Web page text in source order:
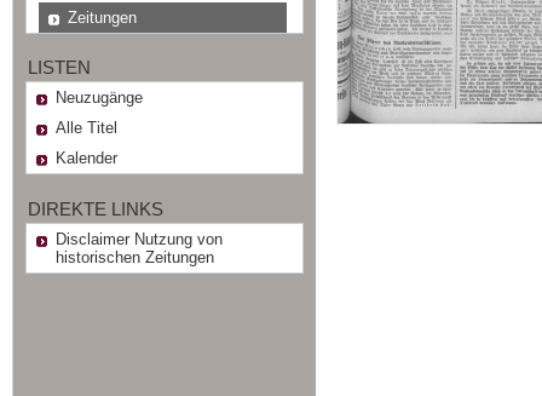
Zeitungen
LISTEN
Neuzugänge
Alle Titel
Kalender
DIREKTE LINKS
Disclaimer Nutzung von
historischen Zeitungen